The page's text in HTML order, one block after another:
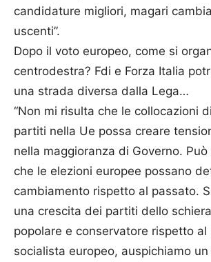
candidature migliori, magari
uscenti”.
Dopo il voto europeo, come si
centrodestra? Fdi e Forza Italia
una strada diversa dalla Lega…
“Non mi risulta che le collocazioni
partiti nella Ue possa creare
nella maggioranza di Governo.
che le elezioni europee possano
cambiamento rispetto al passato.
una crescita dei partiti dello
popolare e conservatore rispetto
socialista europeo, auspichiamo